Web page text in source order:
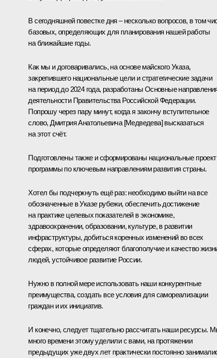
В сегодняшней повестке дня – несколько вопросов, в том
базовых, определяющих для планирования нашей работы
на ближайшие годы.
Как мы и договаривались, на основе майского Указа,
закрепившего национальные цели и стратегические задачи
на период до 2024 года, разработаны Основные
деятельности Правительства Российской Федерации.
Попрошу через пару минут, когда я закончу вступительное
слово, Дмитрия Анатольевича [Медведева] высказаться
на этот счёт.
Подготовлены также и сформированы национальные
программы по ключевым направлениям развития страны.
Хотел бы подчеркнуть ещё раз: необходимо выйти на все
обозначенные в Указе рубежи, обеспечить достижение
на практике целевых показателей в экономике,
здравоохранении, образовании, культуре, в развитии
инфраструктуры, добиться коренных изменений во всех
сферах, которые определяют благополучие и качество
людей, устойчивое развитие России.
Нужно в полной мере использовать наши конкурентные
преимущества, создать все условия для самореализации
граждан и их инициатив.
И конечно, следует тщательно рассчитать наши ресурсы.
много времени этому уделили с вами, на протяжении
предыдущих уже двух лет практически постоянно